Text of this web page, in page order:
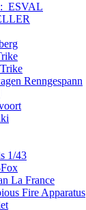
ESVAL
Renngespann
1/43
La France
Fire Apparatus